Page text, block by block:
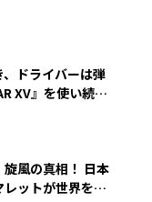
、ドライバーは弾
XV』を使い続け
風の真相！ 日本
ットが世界を席